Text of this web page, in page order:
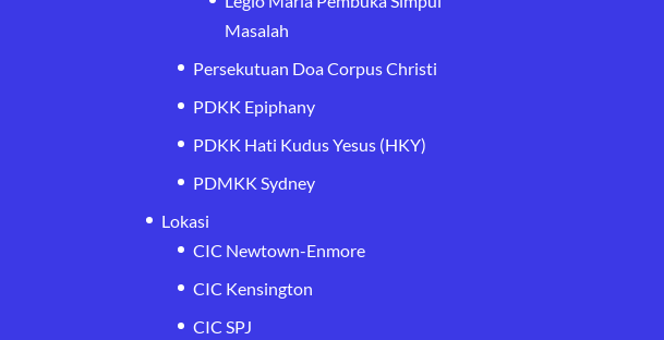
Masalah
Persekutuan Doa Corpus Christi
PDKK Epiphany
PDKK Hati Kudus Yesus (HKY)
PDMKK Sydney
Lokasi
CIC Newtown-Enmore
CIC Kensington
CIC SPJ